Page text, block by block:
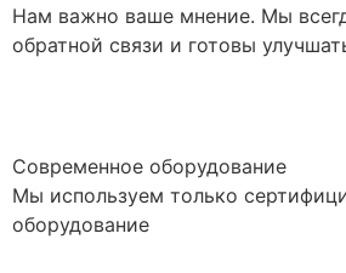
Нам важно ваше мнение. Мы
обратной связи и готовы
Современное оборудование
Мы используем только
оборудование